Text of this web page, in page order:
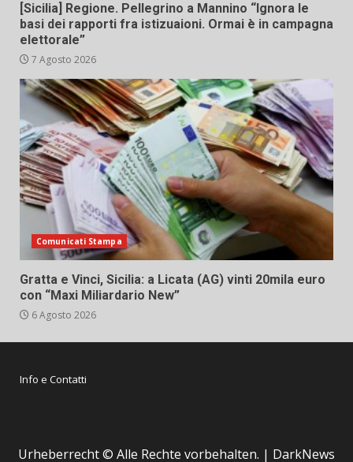
[Sicilia] Regione. Pellegrino a Mannino “Ignora le
basi dei rapporti fra istizuaioni. Ormai è in campagna
elettorale”
7 Agosto 2026
Comunicati Stampa
Gratta e Vinci, Sicilia: a Licata (AG) vinti 20mila euro
con “Maxi Miliardario New”
6 Agosto 2026
Info e Contatti
Urheberrecht © Alle Rechte vorbehalten. | DarkNews